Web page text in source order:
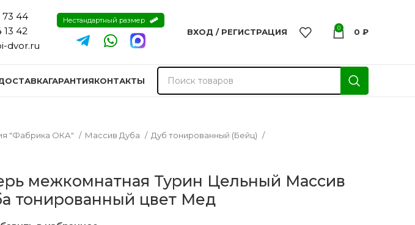
73 44
13 42
dvor.ru
Нестандартный размер
ВХОД / РЕГИСТРАЦИЯ 0 0 ₽
ГАРАНТИЯКОНТАКТЫ
"Фабрика ОКА" Массив Дуба
Дуб тонированный (Бейц)
межкомнатная Турин Цельный Массив
тонированный цвет Мед